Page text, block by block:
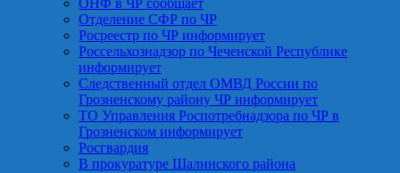
ОНФ в ЧР сообщает
Отделение СФР по ЧР
Росреестр по ЧР информирует
Россельхознадзор по Чеченской Республике
информирует
Следственный отдел ОМВД России по
Грозненскому району ЧР информирует
ТО Управления Роспотребнадзора по ЧР в
Грозненском информирует
Росгвардия
В прокуратуре Шалинского района